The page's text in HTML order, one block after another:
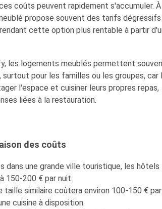
coûts peuvent rapidement s'accumuler. À
propose souvent des tarifs
cette option plus rentable à partir
, les logements meublés permettent
surtout pour les familles ou les groupes, car
l'espace et cuisiner leurs propres repas,
liées à la restauration.
des coûts
dans une grande ville touristique, les hôtels
150-200 € par nuit.
taille similaire coûtera environ 100-150 €
cuisine à disposition.